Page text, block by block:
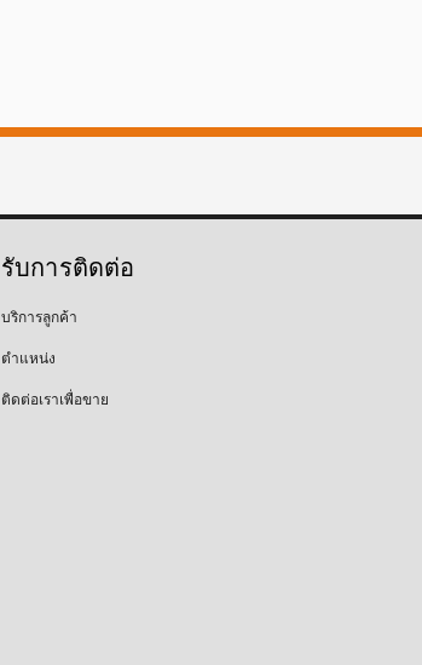
รับการติดต่อ
บริการลูกค้า
ตำแหน่ง
ติดต่อเราเพื่อขาย